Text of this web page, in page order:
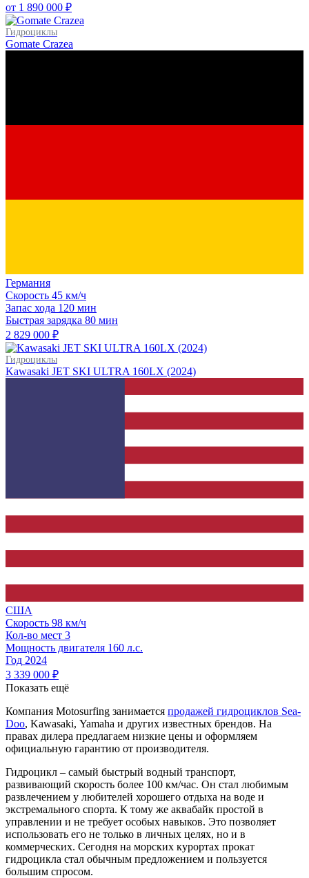
от 1 890 000 ₽
Гидроциклы
Gomate Crazea
Германия
Скорость 45 км/ч
Запас хода 120 мин
Быстрая зарядка 80 мин
2 829 000 ₽
Гидроциклы
Kawasaki JET SKI ULTRA 160LX (2024)
США
Скорость 98 км/ч
Кол-во мест 3
Мощность двигателя 160 л.с.
Год 2024
3 339 000 ₽
Показать ещё
Компания Motosurfing занимается продажей гидроциклов Sea-
Doo, Kawasaki, Yamaha и других известных брендов. На
правах дилера предлагаем низкие цены и оформляем
официальную гарантию от производителя.
Гидроцикл – самый быстрый водный транспорт,
развивающий скорость более 100 км/час. Он стал любимым
развлечением у любителей хорошего отдыха на воде и
экстремального спорта. К тому же аквабайк простой в
управлении и не требует особых навыков. Это позволяет
использовать его не только в личных целях, но и в
коммерческих. Сегодня на морских курортах прокат
гидроцикла стал обычным предложением и пользуется
большим спросом.